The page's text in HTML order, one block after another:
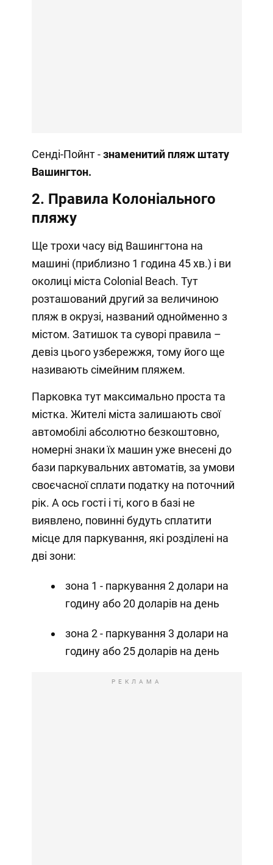
Сенді-Пойнт -знаменитий пляж штату
Вашингтон.
2. Правила Колоніального
пляжу
Ще трохи часу від Вашингтона на
машині (приблизно 1 година 45 хв.) і ви
околиці міста Colonial Beach. Тут
розташований другий за величиною
пляж в окрузі, названий однойменно з
містом. Затишок та суворі правила –
девіз цього узбережжя, тому його ще
називають сімейним пляжем.
Парковка тут максимально проста та
містка. Жителі міста залишають свої
автомобілі абсолютно безкоштовно,
номерні знаки їх машин уже внесені до
бази паркувальних автоматів, за умови
своєчасної сплати податку на поточний
рік. А ось гості і ті, кого в базі не
виявлено, повинні будуть сплатити
місце для паркування, які розділені на
дві зони:
зона 1 - паркування 2 долари на
годину або 20 доларів на день
зона 2 - паркування 3 долари на
годину або 25 доларів на день
РЕКЛАМА